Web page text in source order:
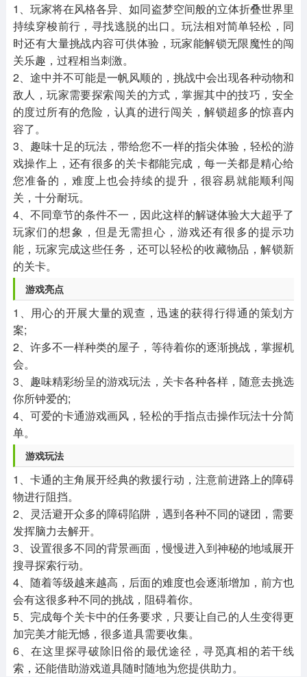
1、玩家将在风格各异、如同盗梦空间般的立体折叠世界里
持续穿梭前行，寻找逃脱的出口。玩法相对简单轻松，同
时还有大量挑战内容可供体验，玩家能解锁无限魔性的闯
关乐趣，过程相当刺激。
2、途中并不可能是一帆风顺的，挑战中会出现各种动物和
敌人，玩家需要探索闯关的方式，掌握其中的技巧，安全
的度过所有的危险，认真的进行闯关，解锁超多的惊喜内
容了。
3、趣味十足的玩法，带给您不一样的指尖体验，轻松的游
戏操作上，还有很多的关卡都能完成，每一关都是精心给
您准备的，难度上也会持续的提升，很容易就能顺利闯
关，十分耐玩。
4、不同章节的条件不一，因此这样的解谜体验大大超乎了
玩家们的想象，但是无需担心，游戏还有很多的提示功
能，玩家完成这些任务，还可以轻松的收藏物品，解锁新
的关卡。
游戏亮点
1、用心的开展大量的观查，迅速的获得行得通的策划方
案;
2、许多不一样种类的屋子，等待着你的逐渐挑战，掌握机
会。
3、趣味精彩纷呈的游戏玩法，关卡各种各样，随意去挑选
你所钟爱的;
4、可爱的卡通游戏画风，轻松的手指点击操作玩法十分简
单。
游戏玩法
1、卡通的主角展开经典的救援行动，注意前进路上的障碍
物进行阻挡。
2、灵活避开众多的障碍陷阱，遇到各种不同的谜团，需要
发挥脑力去解开。
3、设置很多不同的背景画面，慢慢进入到神秘的地域展开
搜寻探索行动。
4、随着等级越来越高，后面的难度也会逐渐增加，前方也
会有这很多种不同的挑战，阻碍着你。
5、完成每个关卡中的任务要求，只要让自己的人生变得更
加完美才能无憾，很多道具需要收集。
6、在这里探寻破除旧俗的最优途径，寻觅真相的若干线
索，还能借助游戏道具随时随地为您提供助力。